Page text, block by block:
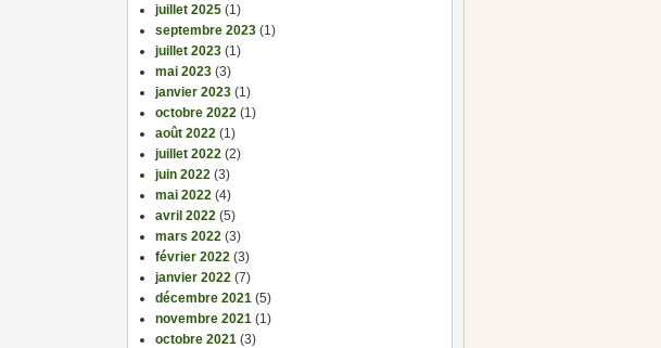
juillet 2025 (1)
septembre 2023 (1)
juillet 2023 (1)
mai 2023 (3)
janvier 2023 (1)
octobre 2022 (1)
août 2022 (1)
juillet 2022 (2)
juin 2022 (3)
mai 2022 (4)
avril 2022 (5)
mars 2022 (3)
février 2022 (3)
janvier 2022 (7)
décembre 2021 (5)
novembre 2021 (1)
octobre 2021 (3)